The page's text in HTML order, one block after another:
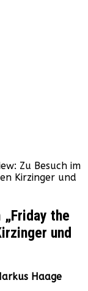
Zu Besuch im
Kirzinger und
the
und
Haage